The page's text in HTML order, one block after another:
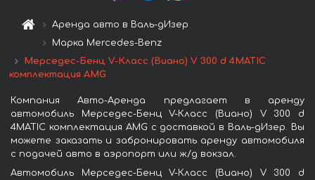
Аренда авто в Валь-дИзер
Марка Mercedes-Benz
Мерседес-Бенц V-Класс (Виано) V 300 d 4MATIC
комплектация AMG
Компания Авто-Аренда предлагает в аренду
автомобиль Мерседес-Бенц V-Класс (Виано) V 300 d
4MATIC комплектация AMG с доставкой в Валь-дИзер. Вы
можете заказать и забронировать аренду автомобиля
с подачей авто в аэропорт или ж/д вокзал.
Автомобиль Мерседес-Бенц V-Класс (Виано) V 300 d